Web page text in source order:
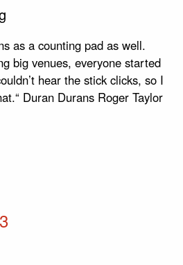
as a counting pad as well.
big venues, everyone started
hear the stick clicks, so I
Duran Durans Roger Taylor